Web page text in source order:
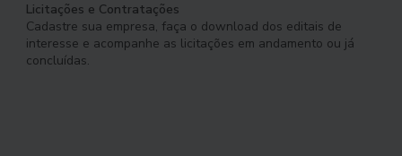
Licitações e Contratações
Cadastre sua empresa, faça o download dos editais de
interesse e acompanhe as licitações em andamento ou já
concluídas.